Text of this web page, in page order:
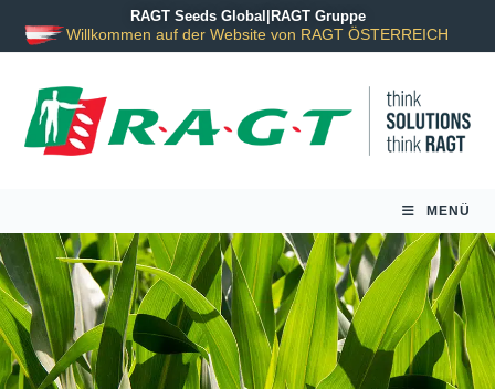
Willkommen auf der Website von RAGT ÖSTERREICH
RAGT Seeds Global RAGT Gruppe
MENÜ